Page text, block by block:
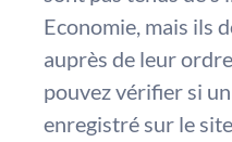
Economie, mais ils
auprès de leur
pouvez vérifier si
enregistré sur le